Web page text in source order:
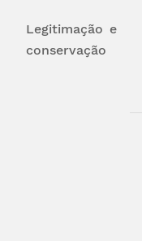
Legitimação e
conservação